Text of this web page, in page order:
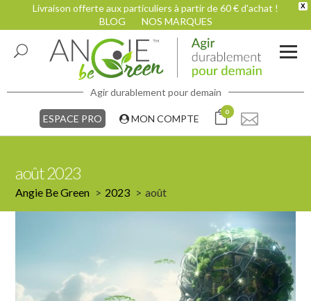
X
Livraison offerte aux particuliers à partir de 60 € d'achat !
BLOG
NOS MARQUES
Agir durablement pour demain
ESPACE PRO MON COMPTE
0
août 2023
Angie Be Green 2023 août